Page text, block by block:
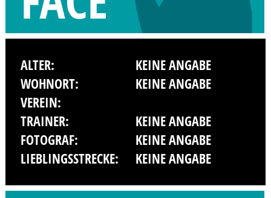
ALTER:
KEINE ANGABE
WOHNORT:
KEINE ANGABE
VEREIN:
TRAINER:
KEINE ANGABE
FOTOGRAF:
KEINE ANGABE
LIEBLINGSSTRECKE:
KEINE ANGABE